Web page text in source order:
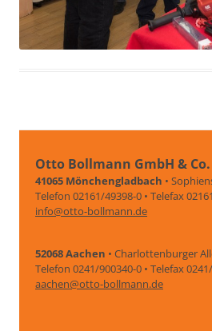
Otto Bollmann GmbH & Co.
41065 Mönchengladbach •
Telefon 02161/49398-0 • Telefax
info@otto-bollmann.de
52068 Aachen • Charlottenburger
Telefon 0241/900340-0 • Telefax
aachen@otto-bollmann.de